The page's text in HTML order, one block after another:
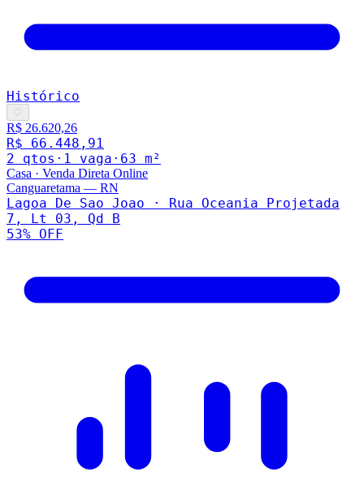
Histórico
♡
R$ 26.620,26
R$ 66.448,91
2 qtos · 1 vaga · 63 m²
Casa · Venda Direta Online
Canguaretama — RN
Lagoa De Sao Joao · Rua Oceania Projetada
7, Lt 03, Qd B
53% OFF